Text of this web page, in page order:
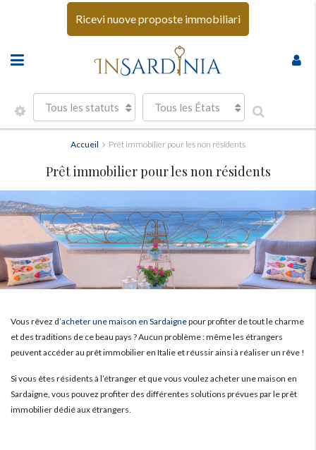
Ricevi nuove proposte immobiliari
Tous les statuts Tous les États
Accueil Prêt immobilier pour les non résidents
Prêt immobilier pour les non résidents
Vous rêvez d’acheter une maison en Sardaignepour profiter de tout le charme
et des traditions de ce beau pays ? Aucun problème : même les étrangers
peuvent accéder au prêt immobilier en Italie et réussir ainsi à réaliser un rêve !
Si vous êtes résidents à l’étranger et que vous voulez acheter une maison en
Sardaigne, vous pouvez profiter des différentes solutions prévues par le prêt
immobilier dédié aux étrangers.